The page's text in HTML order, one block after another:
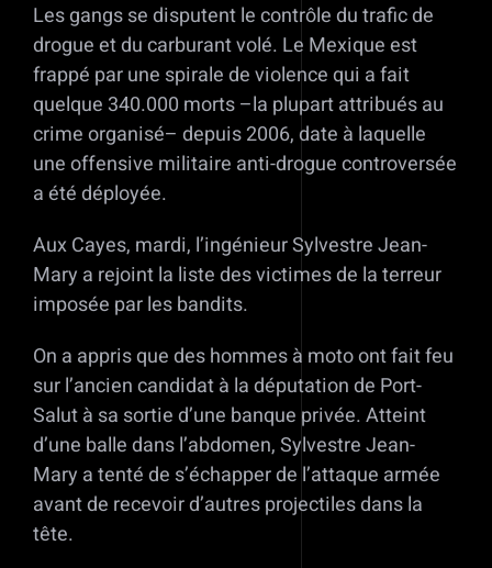
Les gangs se disputent le contrôle du trafic de
drogue et du carburant volé. Le Mexique est
frappé par une spirale de violence qui a fait
quelque 340.000 morts –la plupart attribués au
crime organisé– depuis 2006, date à laquelle
une offensive militaire anti-drogue controversée
a été déployée.
Aux Cayes, mardi, l’ingénieur Sylvestre Jean-
Mary a rejoint la liste des victimes de la terreur
imposée par les bandits.
On a appris que des hommes à moto ont fait feu
sur l’ancien candidat à la députation de Port-
Salut à sa sortie d’une banque privée. Atteint
d’une balle dans l’abdomen, Sylvestre Jean-
Mary a tenté de s’échapper de l’attaque armée
avant de recevoir d’autres projectiles dans la
tête.